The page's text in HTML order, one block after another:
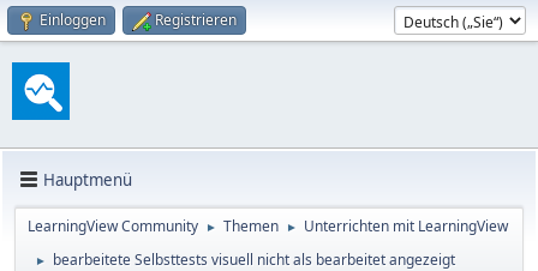
Einloggen Registrieren
Hauptmenü
LearningView Community ► Themen ► Unterrichten mit LearningView
► bearbeitete Selbsttests visuell nicht als bearbeitet angezeigt